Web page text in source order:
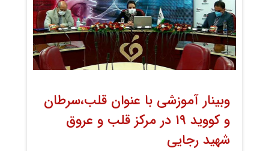
وبینار آموزشی با عنوان قلب،سرطان
و کووید ۱۹ در مرکز قلب و عروق
شهید رجایی